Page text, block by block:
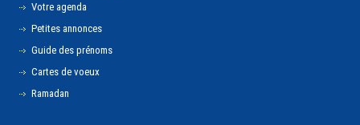
Votre agenda
Petites annonces
Guide des prénoms
Cartes de voeux
Ramadan